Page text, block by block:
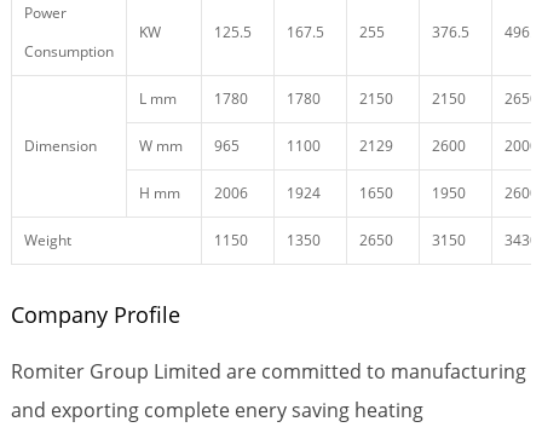
Power
Consumption
KW 125.5 167.5 255 376.5 496.5
Dimension
L mm 1780 1780 2150 2150 2650
W mm 965 1100 2129 2600 2000
H mm 2006 1924 1650 1950 2600
Weight 1150 1350 2650 3150 3430
Company Profile
Romiter Group Limited are committed to manufacturing
and exporting complete enery saving heating